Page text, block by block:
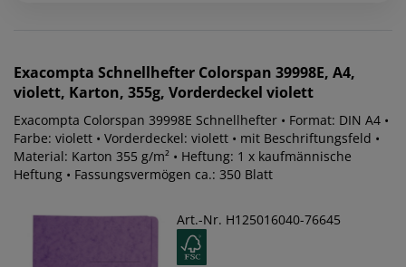
Exacompta Schnellhefter Colorspan 39998E, A4,
violett, Karton, 355g, Vorderdeckel violett
Exacompta Colorspan 39998E Schnellhefter • Format: DIN A4 •
Farbe: violett • Vorderdeckel: violett • mit Beschriftungsfeld •
Material: Karton 355 g/m² • Heftung: 1 x kaufmännische
Heftung • Fassungsvermögen ca.: 350 Blatt
Art.-Nr. H125016040-76645